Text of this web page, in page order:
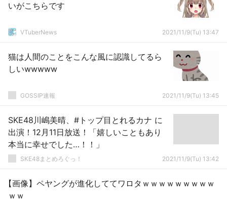
いがこちらです
VTuberNews 2021/11/9(Tu) 13:47
猫は人間のことをこんな風に認識してるら
しいwwwww
GOSSIP速報 2021/11/9(Tu) 13:45
SKE48川嶋美晴、#トップ目とれるカナ に
出演！12月11日放送！「嬉しいこともあり
本当に幸せでした…！！」
SKE48まとめろぐっ！ 2021/11/9(Tu) 13:42
【画像】ペヤングが進化しててワロタｗｗｗｗｗｗｗｗｗ
ｗｗ